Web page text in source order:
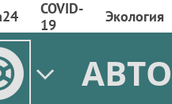
COVID-
19
Экология
АВТО